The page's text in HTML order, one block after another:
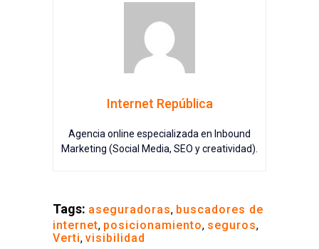
Internet República
Agencia online especializada en Inbound
Marketing (Social Media, SEO y creatividad).
Tags: aseguradoras, buscadores de
internet, posicionamiento, seguros,
Verti, visibilidad